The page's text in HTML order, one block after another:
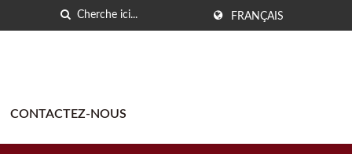
FRANÇAIS
CONTACTEZ-NOUS